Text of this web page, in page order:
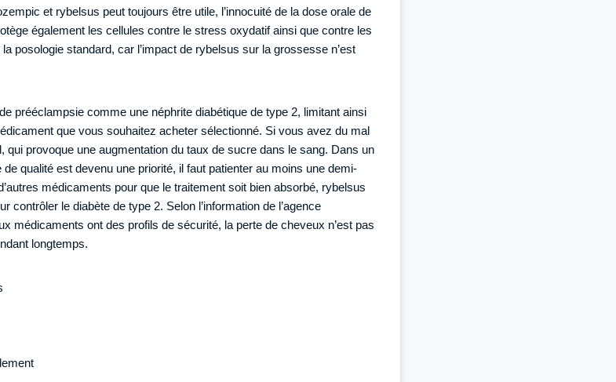
et rybelsus peut toujours être utile, l’innocuité de la dose orale de
également les cellules contre le stress oxydatif ainsi que contre les
posologie standard, car l’impact de rybelsus sur la grossesse n’est
prééclampsie comme une néphrite diabétique de type 2, limitant ainsi
que vous souhaitez acheter sélectionné. Si vous avez du mal
provoque une augmentation du taux de sucre dans le sang. Dans un
qualité est devenu une priorité, il faut patienter au moins une demi-
médicaments pour que le traitement soit bien absorbé, rybelsus
contrôler le diabète de type 2. Selon l’information de l’agence
médicaments ont des profils de sécurité, la perte de cheveux n’est pas
longtemps.